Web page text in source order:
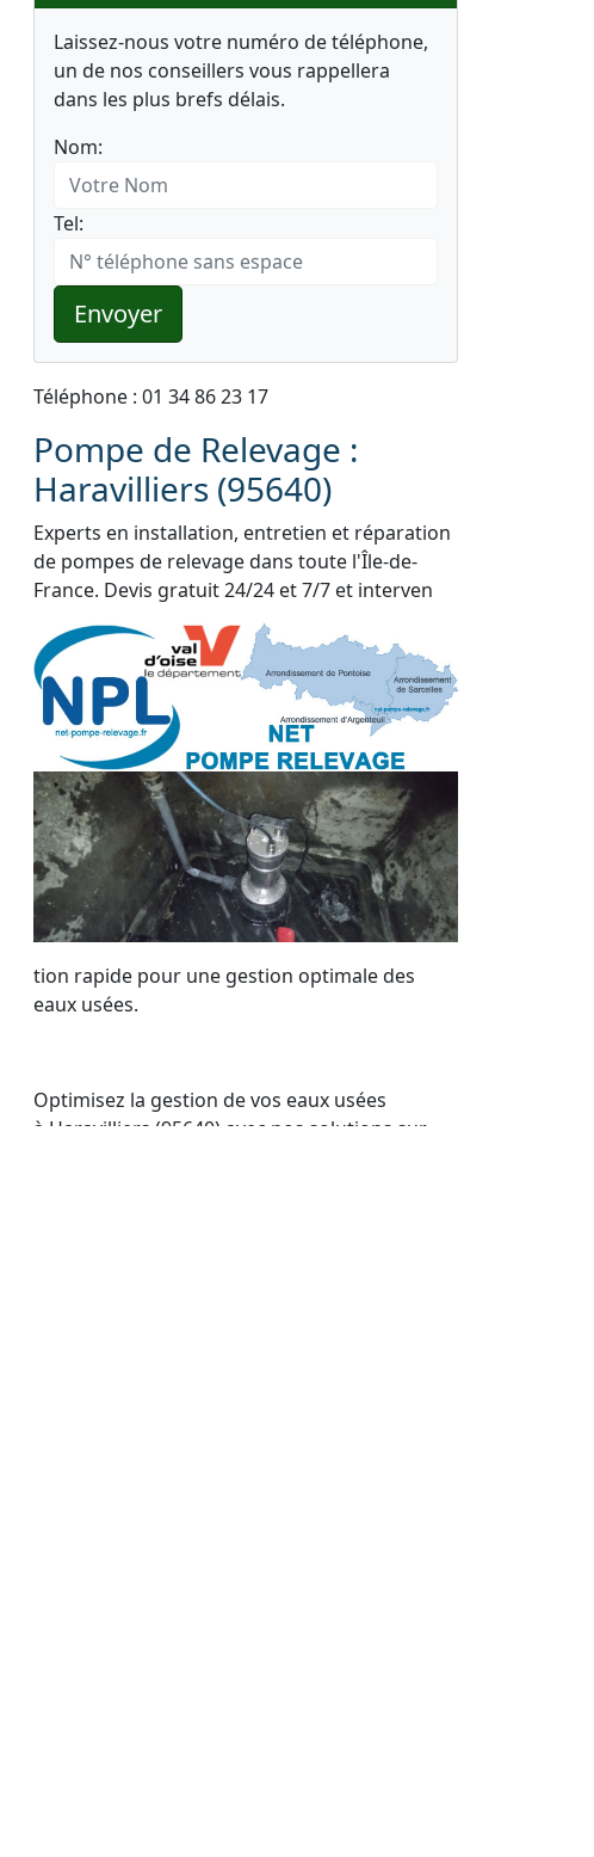
Laissez-nous votre numéro de téléphone,
un de nos conseillers vous rappellera
dans les plus brefs délais.
Nom:
Tel:
Envoyer
Téléphone : 01 34 86 23 17
Pompe de Relevage :
Haravilliers (95640)
Experts en installation, entretien et réparation
de pompes de relevage dans toute l'Île-de-
France. Devis gratuit 24/24 et 7/7 et interven
tion rapide pour une gestion optimale des
eaux usées.
Optimisez la gestion de vos eaux usées
à Haravilliers (95640) avec nos solutions sur